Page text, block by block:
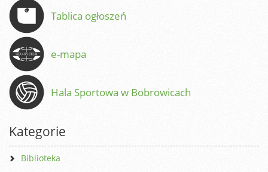
Tablica ogłoszeń
e-mapa
Hala Sportowa w Bobrowicach
Kategorie
Biblioteka